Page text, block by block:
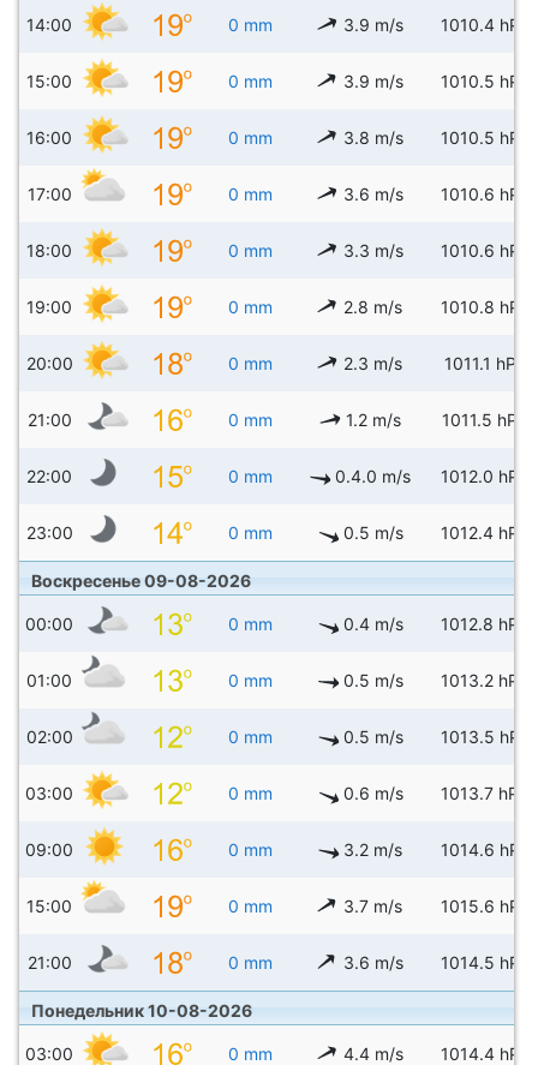
14:00 0 mm 3.9 m/s 1010.4 hPa
15:00 0 mm 3.9 m/s 1010.5 hPa
16:00 0 mm 3.8 m/s 1010.5 hPa
17:00 0 mm 3.6 m/s 1010.6 hPa
18:00 0 mm 3.3 m/s 1010.6 hPa
19:00 0 mm 2.8 m/s 1010.8 hPa
20:00 0 mm 2.3 m/s 1011.1 hPa
21:00 0 mm 1.2 m/s 1011.5 hPa
22:00 0 mm 0.4.0 m/s 1012.0 hPa
23:00 0 mm 0.5 m/s 1012.4 hPa
Воскресенье 09-08-2026
00:00 0 mm 0.4 m/s 1012.8 hPa
01:00 0 mm 0.5 m/s 1013.2 hPa
02:00 0 mm 0.5 m/s 1013.5 hPa
03:00 0 mm 0.6 m/s 1013.7 hPa
09:00 0 mm 3.2 m/s 1014.6 hPa
15:00 0 mm 3.7 m/s 1015.6 hPa
21:00 0 mm 3.6 m/s 1014.5 hPa
Понедельник 10-08-2026
03:00 0 mm 4.4 m/s 1014.4 hPa